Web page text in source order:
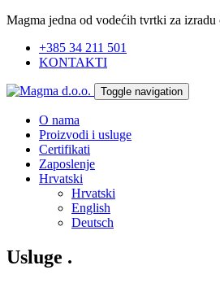
Magma jedna od vodećih tvrtki za
+385 34 211 501
KONTAKTI
Toggle navigation
O nama
Proizvodi i usluge
Certifikati
Zaposlenje
Hrvatski
Hrvatski
English
Deutsch
Usluge .